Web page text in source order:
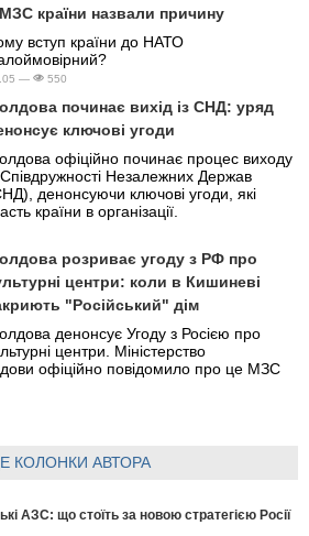
країни назвали причину
вступ країни до НАТО
— 550
починає вихід із СНД: уряд
ключові угоди
офіційно починає процес виходу
Співдружності Незалежних Держав
денонсуючи ключові угоди, які
країни в організації.
розриває угоду з РФ про
центри: коли в Кишиневі
"Російський" дім
денонсує Угоду з Росією про
центри. Міністерство
офіційно повідомило про це МЗС
КОЛОНКИ АВТОРА
АЗС: що стоїть за новою стратегією Росії